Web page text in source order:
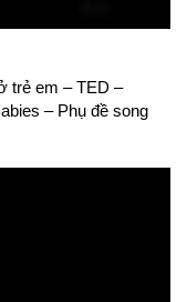
trẻ em – TED –
– Phụ đề song